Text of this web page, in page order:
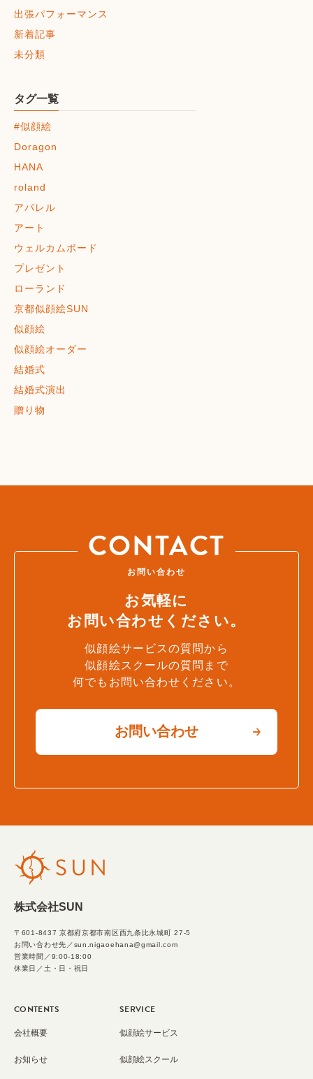
出張パフォーマンス
新着記事
未分類
タグ一覧
#似顔絵
Doragon
HANA
roland
アパレル
アート
ウェルカムボード
プレゼント
ローランド
京都似顔絵SUN
似顔絵
似顔絵オーダー
結婚式
結婚式演出
贈り物
CONTACT
お問い合わせ
お気軽に
お問い合わせください。
似顔絵サービスの質問から
似顔絵スクールの質問まで
何でもお問い合わせください。
お問い合わせ
株式会社SUN
〒601-8437 京都府京都市南区西九条比永城町 27-5
お問い合わせ先／sun.nigaoehana@gmail.com
営業時間／9:00-18:00
休業日／土・日・祝日
CONTENTS
会社概要
お知らせ
SERVICE
似顔絵サービス
似顔絵スクール